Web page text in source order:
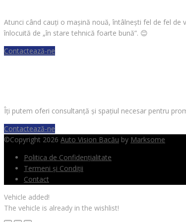
Atunci când cauți o mașină nouă, întâlnești fel de fel de
înlocuită de „în stare tehnică foarte bună”. 😊
Contactează-ne
Îți putem oferi consultanță și spațiul necesar pentru
Contactează-ne
©Copyright 2026 Auto Vision Bacău by Marksome
Politica de Confidențialitate
Termeni și Condiții
Contact
Vehicle added!
The vehicle is already in the wishlist!